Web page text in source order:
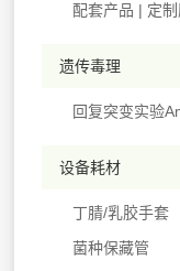
配套产品 | 定
遗传毒理
回复突变实验
设备耗材
丁腈/乳胶手套
菌种保藏管